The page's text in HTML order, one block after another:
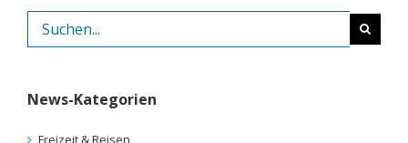
nach:
News-Kategorien
Freizeit & Reisen